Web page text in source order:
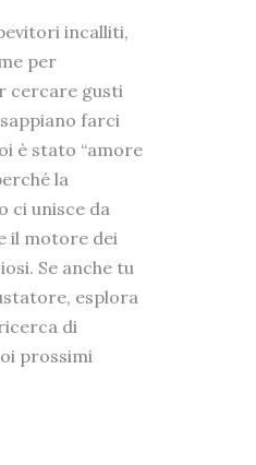
incalliti,
per
cercare gusti
farci
è stato “amore
la
ci unisce da
il motore dei
Se anche tu
esplora
di
prossimi